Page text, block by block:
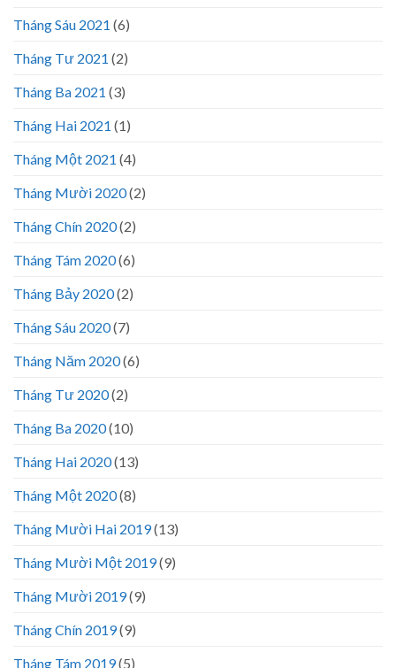
Tháng Sáu 2021 (6)
Tháng Tư 2021 (2)
Tháng Ba 2021 (3)
Tháng Hai 2021 (1)
Tháng Một 2021 (4)
Tháng Mười 2020(2)
Tháng Chín 2020(2)
Tháng Tám 2020(6)
Tháng Bảy 2020(2)
Tháng Sáu 2020(7)
Tháng Năm 2020(6)
Tháng Tư 2020(2)
Tháng Ba 2020(10)
Tháng Hai 2020(13)
Tháng Một 2020(8)
Tháng Mười Hai 2019(13)
Tháng Mười Một 2019(9)
Tháng Mười 2019(9)
Tháng Chín 2019(9)
Tháng Tám 2019(5)